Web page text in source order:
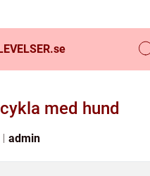
se
cykla med hund
admin